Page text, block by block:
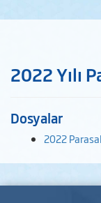
2022 Yılı
Dosyalar
2022